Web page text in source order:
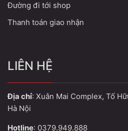
Đường đi tới shop
Thanh toán giao nhận
LIÊN HỆ
Địa chỉ: Xuân Mai Complex, Tố
Hà Nội
Hotline: 0379.949.888